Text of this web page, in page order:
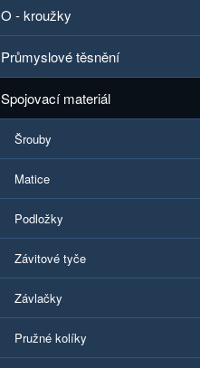
O - kroužky
Průmyslové těsnění
Spojovací materiál
Šrouby
Matice
Podložky
Závitové tyče
Závlačky
Pružné kolíky